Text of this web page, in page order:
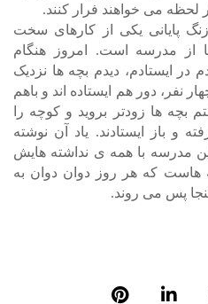
لحظه می خواهند فرار کنند.
زنگ پایانی یکی از کارهای سخت
از مدرسه است. امروز هنگام
در ایستادم، دیدم بچه ها نزدیک
نفر، دور هم ایستاده اند و باهم
بچه ها زودتر بروید و کوچه را
و باز ایستادند. یاد آن نوشته
مدرسه با همه ی نداشته هایش
هاست که هر روز دوان دوان به
پس می روند.